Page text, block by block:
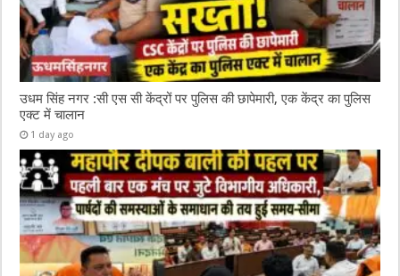
उधम सिंह नगर :सी एस सी केंद्रों पर पुलिस की छापेमारी, एक केंद्र का पुलिस
एक्ट में चालान
1 day ago